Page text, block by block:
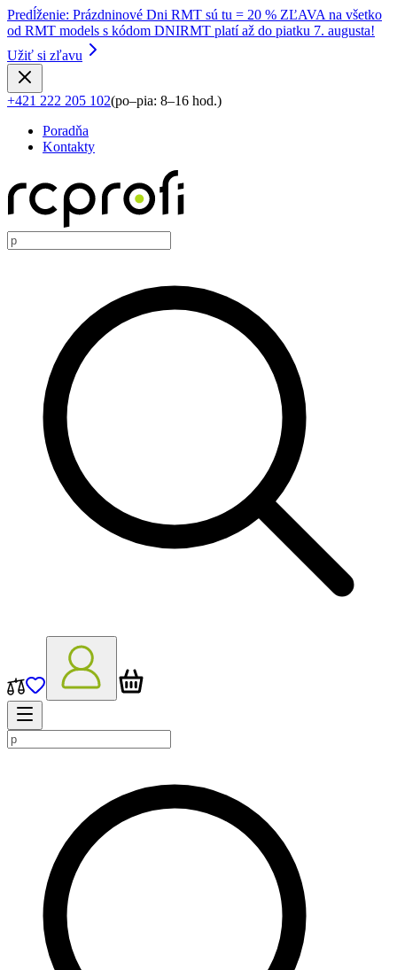
Predĺženie: Prázdninové Dni RMT sú tu = 20 % ZĽAVA na všetko
od RMT models s kódom DNIRMT platí až do piatku 7. augusta!
Užiť si zľavu
+421 222 205 102(po–pia: 8–16 hod.)
Poradňa
Kontakty